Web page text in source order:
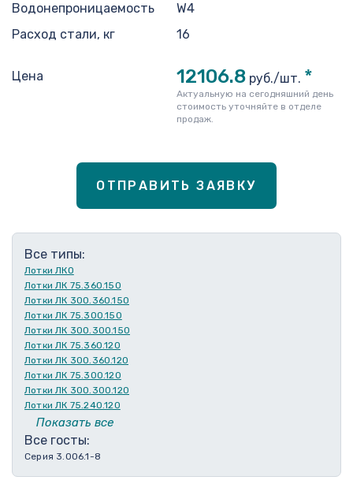
Водонепроницаемость
W4
Расход стали, кг
16
Цена 12106.8 руб./шт. *
Актуальную на сегодняшний день
стоимость уточняйте в отделе
продаж.
ОТПРАВИТЬ ЗАЯВКУ
Все типы:
Лотки ЛКО
Лотки ЛК 75.360.150
Лотки ЛК 300.360.150
Лотки ЛК 75.300.150
Лотки ЛК 300.300.150
Лотки ЛК 75.360.120
Лотки ЛК 300.360.120
Лотки ЛК 75.300.120
Лотки ЛК 300.300.120
Лотки ЛК 75.240.120
Лотки ЛК 300.240.120
Лотки ЛК 75.210.120
Лотки ЛК 300.180.120
Показать все
Все госты:
Серия 3.006.1-8